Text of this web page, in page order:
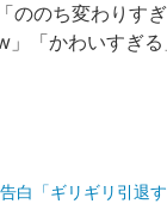
ののち変わりす
「かわいすぎ
白「ギリギリ引退